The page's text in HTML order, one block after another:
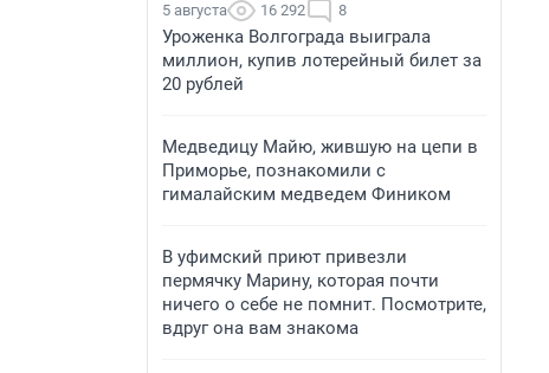
5 августа 16 292 8
Уроженка Волгограда выиграла
миллион, купив лотерейный билет за
20 рублей
Медведицу Майю, жившую на цепи в
Приморье, познакомили с
гималайским медведем Фиником
В уфимский приют привезли
пермячку Марину, которая почти
ничего о себе не помнит. Посмотрите,
вдруг она вам знакома